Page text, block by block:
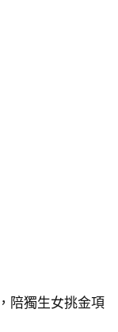
陪獨生女挑金項